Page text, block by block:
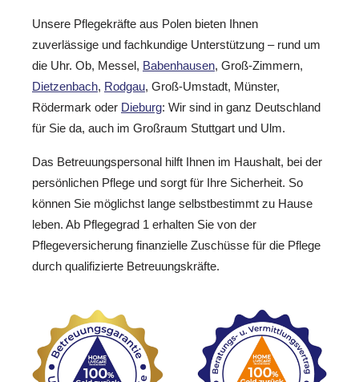
Unsere Pflegekräfte aus Polen bieten Ihnen
zuverlässige und fachkundige Unterstützung – rund um
die Uhr. Ob, Messel, Babenhausen, Groß-Zimmern,
Dietzenbach, Rodgau, Groß-Umstadt, Münster,
Rödermark oder Dieburg: Wir sind in ganz Deutschland
für Sie da, auch im Großraum Stuttgart und Ulm.
Das Betreuungspersonal hilft Ihnen im Haushalt, bei der
persönlichen Pflege und sorgt für Ihre Sicherheit. So
können Sie möglichst lange selbstbestimmt zu Hause
leben. Ab Pflegegrad 1 erhalten Sie von der
Pflegeversicherung finanzielle Zuschüsse für die Pflege
durch qualifizierte Betreuungskräfte.